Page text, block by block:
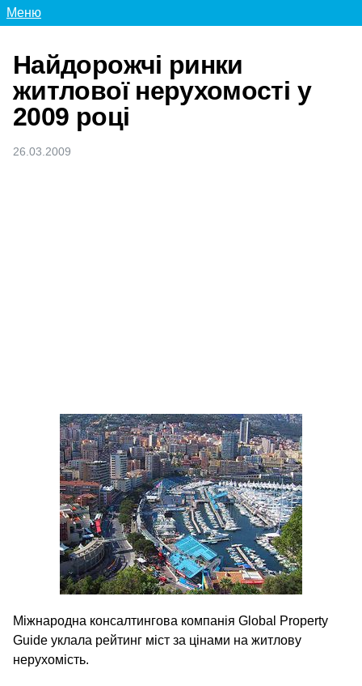
Меню
Найдорожчі ринки
житлової нерухомості у
2009 році
26.03.2009
Міжнародна консалтингова компанія Global Property
Guide уклала рейтинг міст за цінами на житлову
нерухомість.